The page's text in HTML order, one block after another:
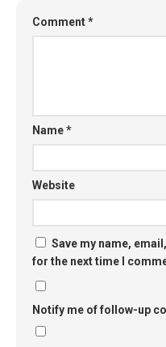
Comment*
Name*
Website
Save my name,
for the next time I
Notify me of follow-up